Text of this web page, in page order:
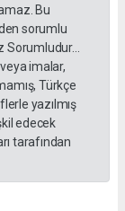
Bu
sorumlu
Sorumludur...
imalar,
Türkçe
yazılmış
edecek
tarafından